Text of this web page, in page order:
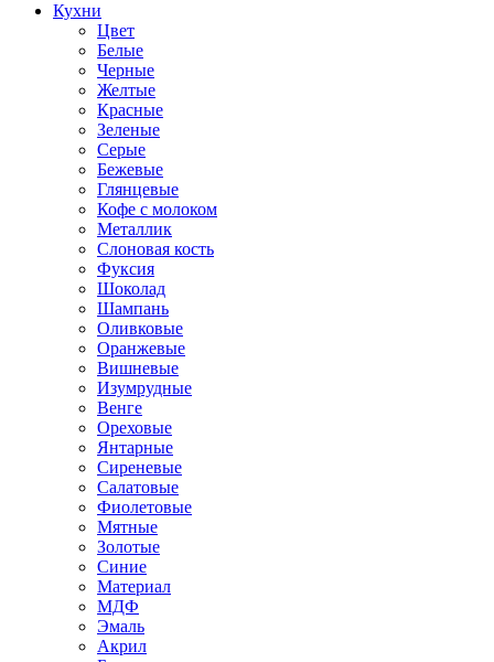
Кухни
Цвет
Белые
Черные
Желтые
Красные
Зеленые
Серые
Бежевые
Глянцевые
Кофе с молоком
Металлик
Слоновая кость
Фуксия
Шоколад
Шампань
Оливковые
Оранжевые
Вишневые
Изумрудные
Венге
Ореховые
Янтарные
Сиреневые
Салатовые
Фиолетовые
Мятные
Золотые
Синие
Материал
МДФ
Эмаль
Акрил